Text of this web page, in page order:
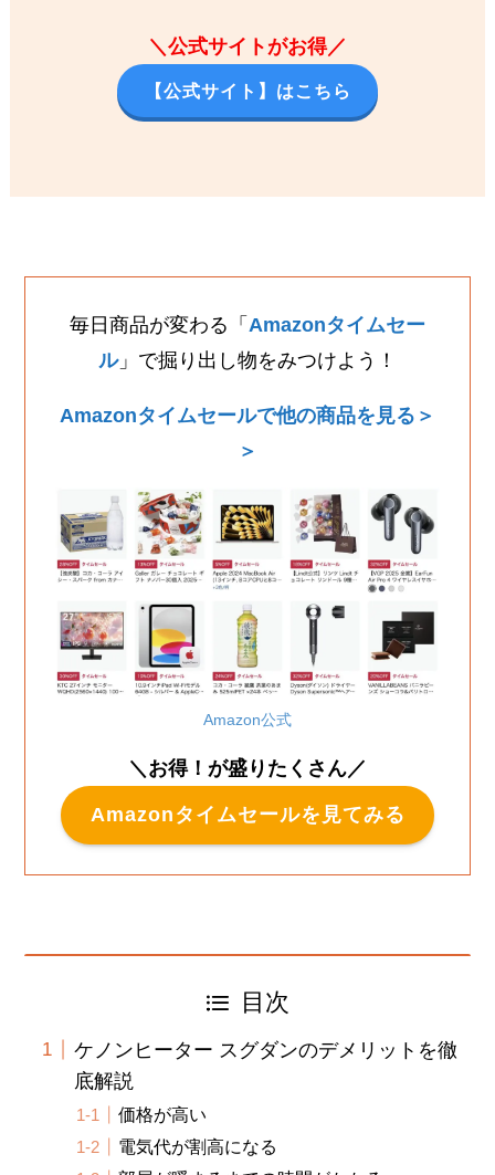
＼公式サイトがお得／
【公式サイト】はこちら
毎日商品が変わる「 Amazonタイムセー
ル」で掘り出し物をみつけよう！
Amazonタイムセールで他の商品を見る＞
＞
Amazon公式
＼お得！が盛りたくさん／
Amazonタイムセールを見てみる
目次
ケノンヒーター スグダンのデメリットを徹
底解説
価格が高い
電気代が割高になる